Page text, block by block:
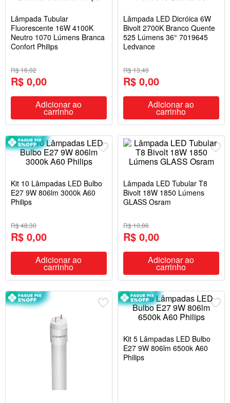
Lâmpada Tubular
Fluorescente 16W 4100K
Neutro 1070 Lúmens Branca
Confort Philips
R$ 16,02
R$ 0,00
Adicionar ao
carrinho
Lâmpada LED Dicróica 6W
Bivolt 2700K Branco Quente
525 Lúmens 36° 7019645
Ledvance
R$ 13,40
R$ 0,00
Adicionar ao
carrinho
Kit 10 Lâmpadas LED Bulbo
E27 9W 806lm 3000k A60
Philips
R$ 48,30
R$ 0,00
Adicionar ao
carrinho
Lâmpada LED Tubular T8
Bivolt 18W 1850 Lúmens
GLASS Osram
R$ 10,86
R$ 0,00
Adicionar ao
carrinho
Kit 5 Lâmpadas LED Bulbo
E27 9W 806lm 6500k A60
Philips